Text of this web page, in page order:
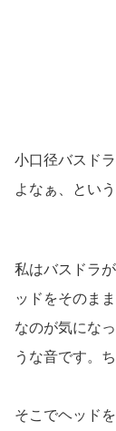
小口径バスド
よなぁ、とい
私はバスドラ
ッドをそのま
なのが気にな
うな音です。
そこでヘッド